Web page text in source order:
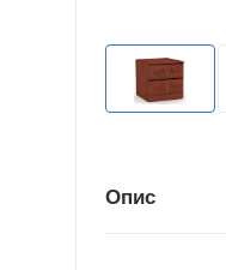
Опис